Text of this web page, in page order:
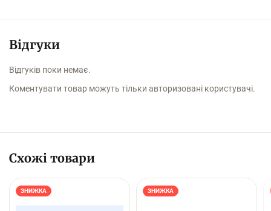
Відгуки
Відгуків поки немає.
Коментувати товар можуть тільки авторизовані користувачі.
Схожі товари
ЗНИЖКА ЗНИЖКА